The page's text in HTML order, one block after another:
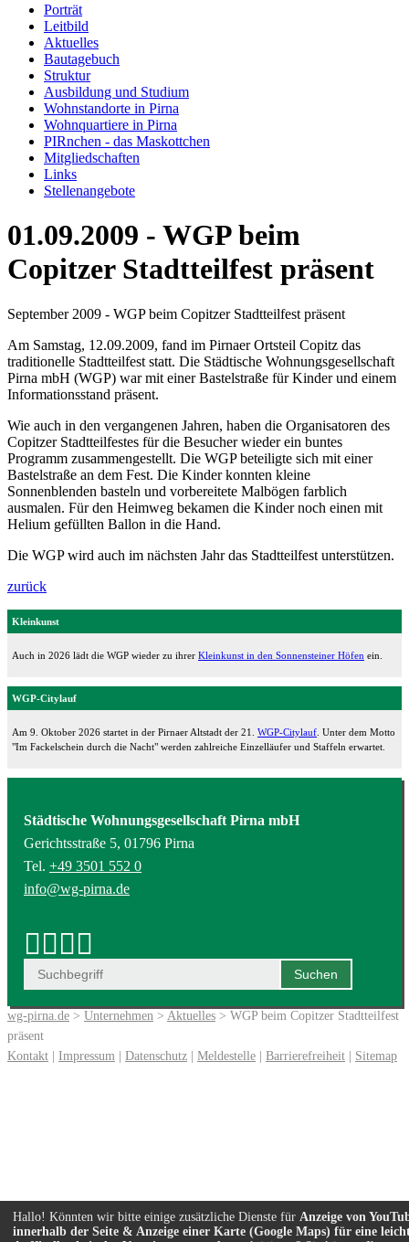
Porträt
Leitbild
Aktuelles
Bautagebuch
Struktur
Ausbildung und Studium
Wohnstandorte in Pirna
Wohnquartiere in Pirna
PIRnchen - das Maskottchen
Mitgliedschaften
Links
Stellenangebote
01.09.2009 - WGP beim
Copitzer Stadtteilfest präsent
September 2009 - WGP beim Copitzer Stadtteilfest präsent
Am Samstag, 12.09.2009, fand im Pirnaer Ortsteil Copitz das
traditionelle Stadtteilfest statt. Die Städtische Wohnungsgesellschaft
Pirna mbH (WGP) war mit einer Bastelstraße für Kinder und einem
Informationsstand präsent.
Wie auch in den vergangenen Jahren, haben die Organisatoren des
Copitzer Stadtteilfestes für die Besucher wieder ein buntes
Programm zusammengestellt. Die WGP beteiligte sich mit einer
Bastelstraße an dem Fest. Die Kinder konnten kleine
Sonnenblenden basteln und vorbereitete Malbögen farblich
ausmalen. Für den Heimweg bekamen die Kinder noch einen mit
Helium gefüllten Ballon in die Hand.
Die WGP wird auch im nächsten Jahr das Stadtteilfest unterstützen.
zurück
Kleinkunst
Auch in 2026 lädt die WGP wieder zu ihrer Kleinkunst in den Sonnensteiner Höfen ein.
WGP-Citylauf
Am 9. Oktober 2026 startet in der Pirnaer Altstadt der 21. WGP-Citylauf . Unter dem Motto
"Im Fackelschein durch die Nacht" werden zahlreiche Einzelläufer und Staffeln erwartet.
Städtische Wohnungsgesellschaft Pirna mbH
Gerichtsstraße 5, 01796 Pirna
Tel. +49 3501 552 0
info@wg-pirna.de
wg-pirna.de > Unternehmen > Aktuelles > WGP beim Copitzer Stadtteilfest
präsent
Kontakt | Impressum | Datenschutz | Meldestelle | Barrierefreiheit | Sitemap
Hallo! Könnten wir bitte einige zusätzliche Dienste für Anzeige von
innerhalb der Seite & Anzeige einer Karte (Google Maps) für eine